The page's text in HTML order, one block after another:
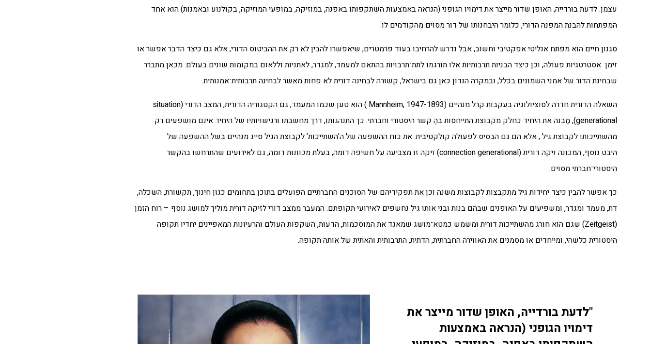
עצמן. לדעתבורדייה, האופן שדור מייצר את דימויו הגופני (הנראה באמצעות השתקפותו באפנה, במוזיקה,במופעי המוזיקה, בקולנוע ובאמנות) הוא אחד
המפתחות להבנת המפנה הדורי, כלומר היבחנותו של דור מסוים מהקודמים לו.
סגנון חיים הוא מפתח אנליטי אפקטיבי וחשוב, אבל נדרש להרחיבובעוד פרמטרים, שיאפשרו להבין לא רק את ההביטוס הדורי,אלא גם כיצד הדבר אִפשר או
זימן אסטרטגיות פעולה, וכן כיצד הבניות תרבותיות אלו תורגמו לתת־תרבויות בהתאם למעמד, למגדר,לאתניות וללאום במקומות שונים בעולם. מכאן מתברר
שבחינת הדור של אמני השמונים בכלל, ובמקרה הנדון כאן גם בישראל, קשורה לבחינה דורית לא פחות מאשר לבחינה תרבותית־אמנותית.
השאלה הדורית חדרה לסוציולוגיה בעקבות קרל מנהיים (1947-1893 ,Mannheim ) הוא טען
שכמו המעמד, גם הקטגוריה הדורית, המצב הדורי (situation
generational), מַבנה את היחיד
כחלק מקבוצת התייחסות בהֶ קשר היסטורי וחברתי. כך התנהגותו, דרך מחשבתו ורגישויותיו של היחיד אינם מושפעים רק
מהשתייכותו לקבוצת גיל , אלא הם גם הבסיס לפעולה קולקטיבית. את כוח ההשפעה של ה’השתייכות’ לקבוצת הגיל סייג מנהיים בשל ההשפעה של
היבט נוסף, המכונה זיקה דורית (connection generational) זיקה זו מצביעה על חשיפה דומה, בעלת
מכוונות דומה, גם לאירועים שהתרחשו בהקשר
היסטורי־חברתי מסוים.
כך אפשר להבין כיצד יחידות גיל מתקבצות לקבוצות משנה וכן את תפקידיהם של הסוכנים החברתיים הפועלים בתוכןבתחומים כגון חינוך, תקשורת, השכלה,
דת, מעמד ומגדר, ומשפיעים על האופנים שבהם בנות ובניאותו גיל נחשפים לאירועי תקופתם.המעבר ממצב דורי לזיקה דורית מוליך למושג נוסף – רוח הזמן
(Zeitgeist) שגם הוא חורג מהשתייכות דורית ומשמש כמטא־מושג שמאגד את המוסכמות,
הדעות, השקפות העולם והרעיונות המאפיינים יחדיו תקופה
היסטורית כלשהי, ומייחדים אומסמנים את האווירה החברתית, הדתית, התרבותית והאתית של אותה תקופה.
"לדעת בורדייה, האופן שדור מייצר את
דימויו הגופני (הנראה באמצעות